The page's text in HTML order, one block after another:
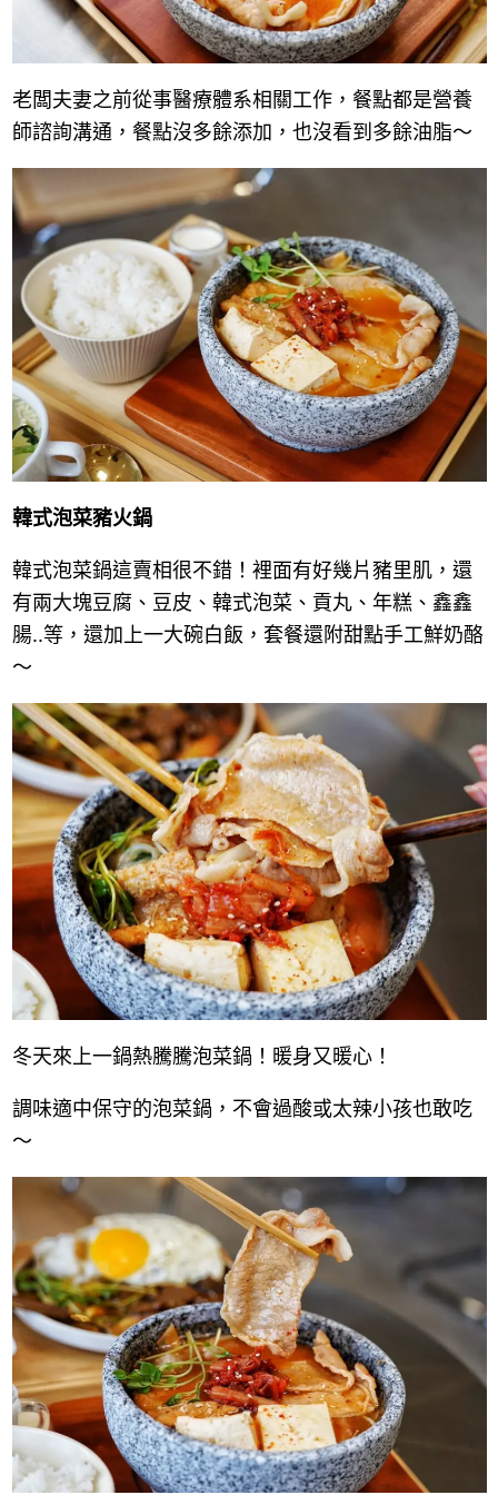
老闆夫妻之前從事醫療體系相關工作，餐點都是營養
師諮詢溝通，餐點沒多餘添加，也沒看到多餘油脂～
韓式泡菜豬火鍋
韓式泡菜鍋這賣相很不錯！ 裡面有好幾片豬里肌，還
有兩大塊豆腐、豆皮、韓式泡菜、貢丸、年糕、鑫鑫
腸..等，還加上一大碗白飯，套餐還附甜點手工鮮奶酪
～
冬天來上一鍋熱騰騰泡菜鍋！暖身又暖心！
調味適中保守的泡菜鍋，不會過酸或太辣小孩也敢吃
～